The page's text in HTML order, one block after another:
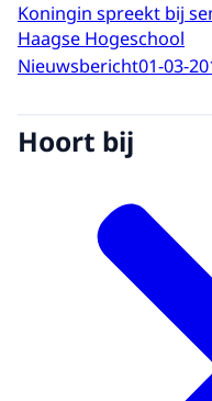
Koningin spreekt bij
Haagse Hogeschool
Nieuwsbericht01-03-
Hoort bij